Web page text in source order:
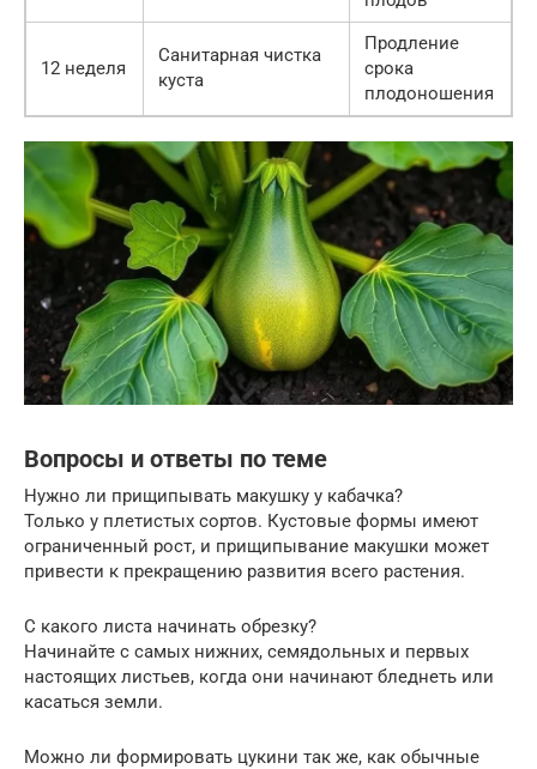
12 неделя
Санитарная чистка
куста
Продление
срока
плодоношения
Вопросы и ответы по теме
Нужно ли прищипывать макушку у кабачка?
Только у плетистых сортов. Кустовые формы имеют
ограниченный рост, и прищипывание макушки может
привести к прекращению развития всего растения.
С какого листа начинать обрезку?
Начинайте с самых нижних, семядольных и первых
настоящих листьев, когда они начинают бледнеть или
касаться земли.
Можно ли формировать цукини так же, как обычные